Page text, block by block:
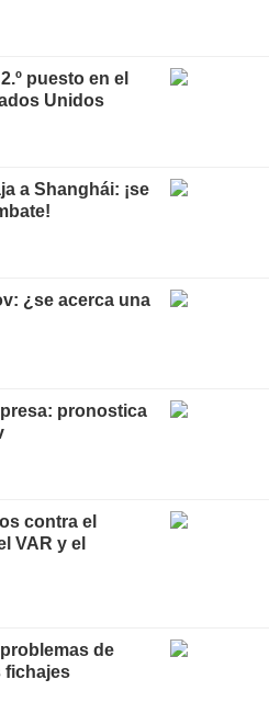
puesto en el
Unidos
a Shanghái: ¡se
¿se acerca una
pronostica
contra el
VAR y el
de
fichajes